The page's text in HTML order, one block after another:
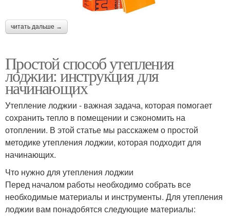
читать дальше →
Простой способ утепления
лоджии: инструкция для
начинающих
Утепление лоджии - важная задача, которая помогает
сохранить тепло в помещении и сэкономить на
отоплении. В этой статье мы расскажем о простой
методике утепления лоджии, которая подходит для
начинающих.
Что нужно для утепления лоджии
Перед началом работы необходимо собрать все
необходимые материалы и инструменты. Для утепления
лоджии вам понадобятся следующие материалы: